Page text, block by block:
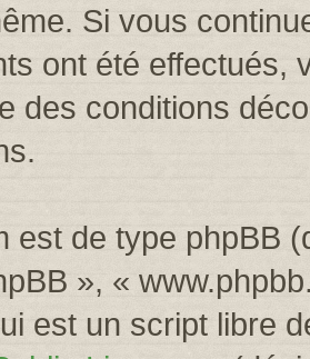
Si vous
ont été effectués,
des conditions
est de type phpBB
», «
est un script libre